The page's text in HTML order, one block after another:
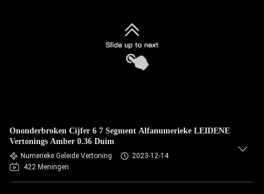
Ononderbroken Cijfer 6 7 Segment Alfanumerieke LEIDENE
Vertonings Amber 0.36 Duim
Numerieke Geleide Vertoning
2023-12-14
422 Meningen